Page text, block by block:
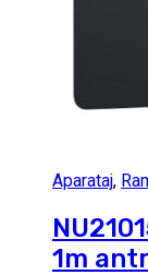
Aparataj,
1m